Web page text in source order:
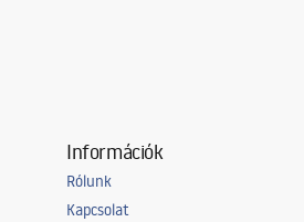
Információk
Rólunk
Kapcsolat